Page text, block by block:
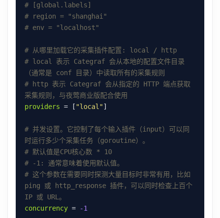
# [global.labels]
# region = "shanghai"
# env = "localhost"
# 从哪里加载它的采集插件配置: local / http
# local 表示 Categraf 会从本地的配置文件目录
（通常是 conf 目录）中读取所有的采集规则
# http 表示 Categraf 会从指定的 HTTP 端点获取
采集规则，与夜莺商业版配合使用
providers = [ "local"
# 并发设置。它控制了每个输入插件（input）可以同
时运行多少个采集任务（goroutine）。
# 默认值是CPU核心数 * 10
# -1: 通常意味着使用默认值。
# 这个参数在需要同时探测大量目标时非常有用，比如
ping 或 http_response 插件，可以同时检查上百个
IP 或 URL。
concurrency = -1